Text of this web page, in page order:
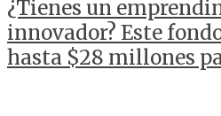
¿Tienes un
innovador? Este
hasta $28 millones